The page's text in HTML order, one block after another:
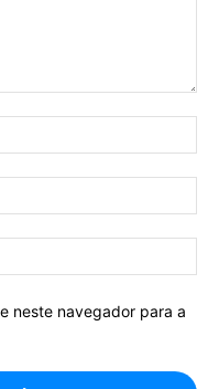
neste navegador para a